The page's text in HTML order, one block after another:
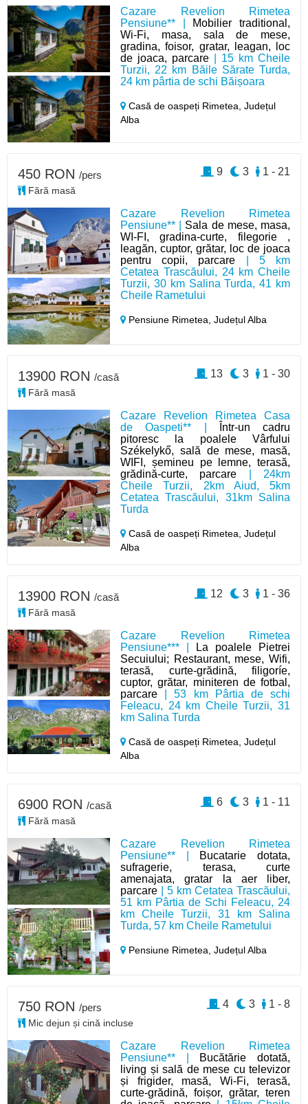
Cazare Revelion Rimetea
Pensiune** | Mobilier traditional,
Wi-Fi, masa, sala de mese,
gradina, foisor, gratar, leagan, loc
de joaca, parcare | 15 km Cheile
Turzii, 22 km Băile Sărate Turda,
24 km pârtia de schi Băișoara
Casă de oaspeți Rimetea,Județul
Alba
Cazare Revelion Rimetea
Pensiune** | Sala de mese, masa,
WI-FI, gradina-curte, filegorie ,
leagăn, cuptor, grătar, loc de joaca
pentru copii, parcare | 5 km
Cetatea Trascăului, 24 km Cheile
Turzii, 30 km Salina Turda, 41 km
Cheile Rametului
Pensiune Rimetea,Județul Alba
450 RON /pers
Fără masă
1 - 21
3
9
Cazare Revelion Rimetea Casa
de Oaspeti** |
Într-un cadru
pitoresc la poalele Vârfului
Székelykő, sală de mese, masă,
WIFI, șemineu pe lemne, terasă,
grădină-curte, parcare | 24km
Cheile Turzii, 2km Aiud, 5km
Cetatea Trascăului, 31km Salina
Turda
Casă de oaspeți Rimetea,Județul
Alba
13900 RON /casă
Fără masă
1 - 30
3
13
Cazare Revelion Rimetea
Pensiune*** |
La poalele Pietrei
Secuiului; Restaurant, mese, Wifi,
terasă, curte-grădină, filigoríe,
cuptor, grătar, miniteren de fotbal,
parcare | 53 km Pârtia de schi
Feleacu, 24 km Cheile Turzii, 31
km Salina Turda
Casă de oaspeți Rimetea,Județul
Alba
13900 RON /casă
Fără masă
1 - 36
3
12
Cazare Revelion Rimetea
Pensiune** | Bucatarie dotata,
sufragerie, terasa, curte
amenajata, gratar la aer liber,
parcare | 5 km Cetatea Trascăului,
51 km Pârtia de Schi Feleacu, 24
km Cheile Turzii, 31 km Salina
Turda, 57 km Cheile Rametului
Pensiune Rimetea,Județul Alba
6900 RON /casă
Fără masă
1 - 11
3
6
Cazare Revelion Rimetea
Pensiune** | Bucătărie dotată,
living și sală de mese cu televizor
și frigider, masă, Wi-Fi, terasă,
curte-grădină, foișor, grătar, teren
750 RON /pers
Mic dejun și cină incluse
1 - 8
3
4